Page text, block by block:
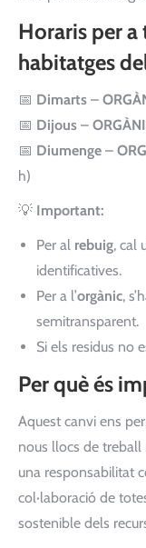
Horaris per a
habitatges
📅 Dimarts –
📅 Dijous –
📅 Diumenge –
h)
💡 Important:
Per al rebuig, cal
identificatives.
Per a l’orgànic,
semitransparent.
Si els residus no
Per què és
Aquest canvi ens
nous llocs de treball
una responsabilitat
col·laboració de
sostenible dels